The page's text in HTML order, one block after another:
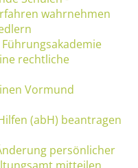
wahrnehmen
rechtliche
Vormund
(abH) beantragen
persönlicher
mitteilen